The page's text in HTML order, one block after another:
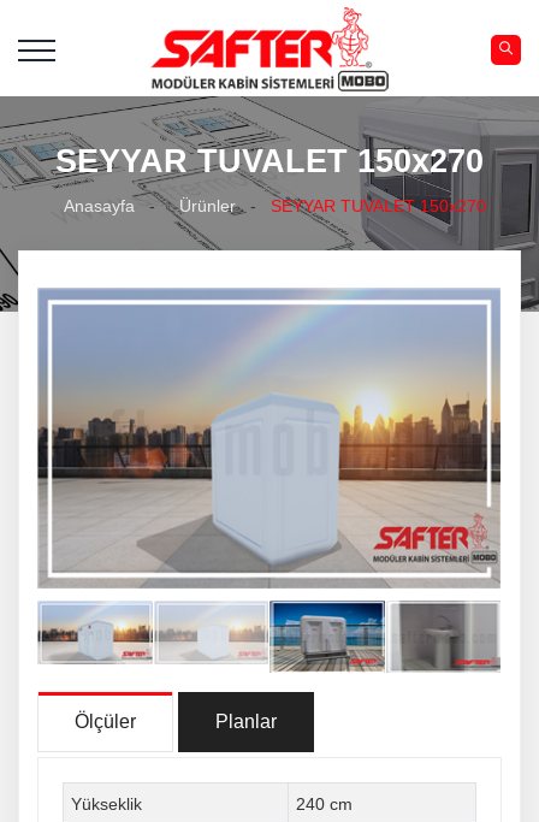
SEYYAR TUVALET 150x270
Anasayfa - Ürünler - SEYYAR TUVALET 150x270
Ölçüler Planlar
Yükseklik 240 cm